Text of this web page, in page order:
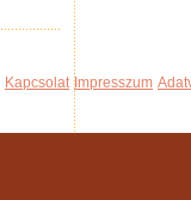
Kapcsolat Impresszum